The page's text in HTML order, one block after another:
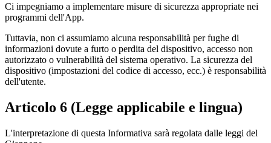
Ci impegniamo a implementare misure di sicurezza appropriate nei
programmi dell'App.
Tuttavia, non ci assumiamo alcuna responsabilità per fughe di
informazioni dovute a furto o perdita del dispositivo, accesso non
autorizzato o vulnerabilità del sistema operativo. La sicurezza del
dispositivo (impostazioni del codice di accesso, ecc.) è responsabilità
dell'utente.
Articolo 6 (Legge applicabile e lingua)
L'interpretazione di questa Informativa sarà regolata dalle leggi del